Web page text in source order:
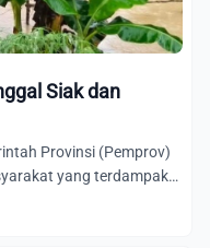
Siak dan
Provinsi (Pemprov)
yang terdampak